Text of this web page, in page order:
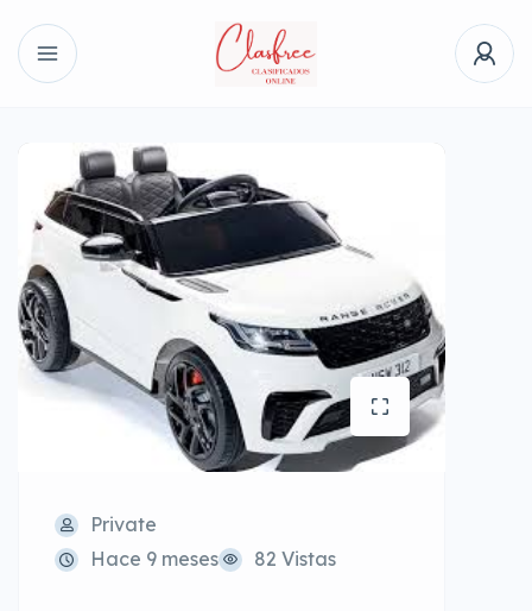
Private
Hace 9 meses
82 Vistas